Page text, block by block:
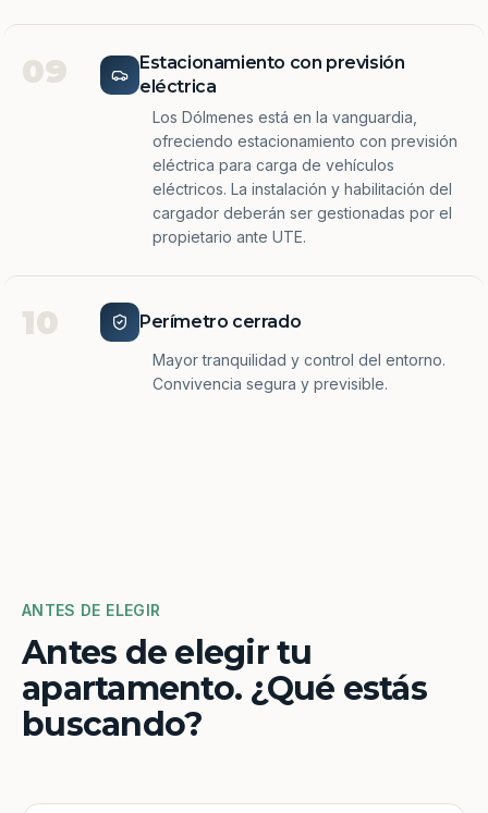
09
Estacionamiento con previsión
eléctrica
Los Dólmenes está en la vanguardia,
ofreciendo estacionamiento con previsión
eléctrica para carga de vehículos
eléctricos. La instalación y habilitación del
cargador deberán ser gestionadas por el
propietario ante UTE.
10 Perímetro cerrado
Mayor tranquilidad y control del entorno.
Convivencia segura y previsible.
ANTES DE ELEGIR
Antes de elegir tu
apartamento. ¿Qué estás
buscando?